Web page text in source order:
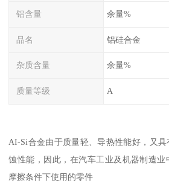
铝含量 余量%
品名 铝硅合金
杂质含量 余量%
质量等级 A
AI-Si合金由于质量轻、导热性能好，又
蚀性能，因此，在汽车工业及机器制造
摩擦条件下使用的零件